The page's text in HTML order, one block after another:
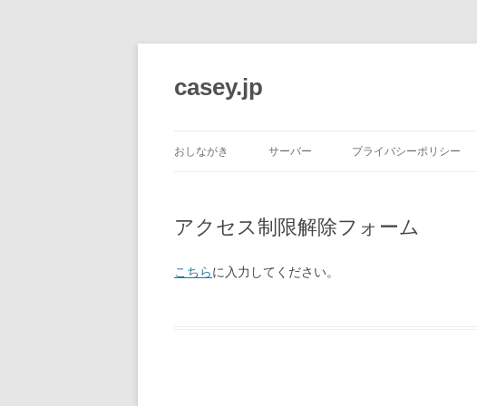
ン
ツ
ッ
casey.jp
おしながき サーバー プライバシーポリシー
アクセス制限解除フォーム
こちらに入力してください。